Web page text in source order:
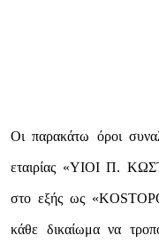
Οι παρακάτω όροι
εταιρίας «ΥΙΟΙ Π.
στο εξής ως
κάθε δικαίωμα να